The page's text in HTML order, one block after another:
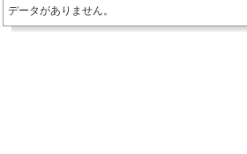
データがありません。